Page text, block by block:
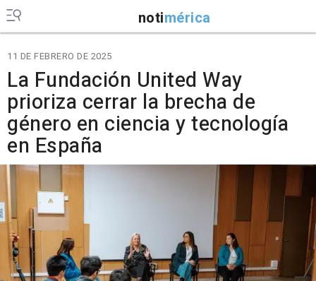
notimérica
11 DE FEBRERO DE 2025
La Fundación United Way
prioriza cerrar la brecha de
género en ciencia y tecnología
en España